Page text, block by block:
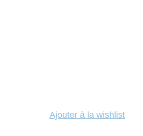
Ajouter à la wishlist